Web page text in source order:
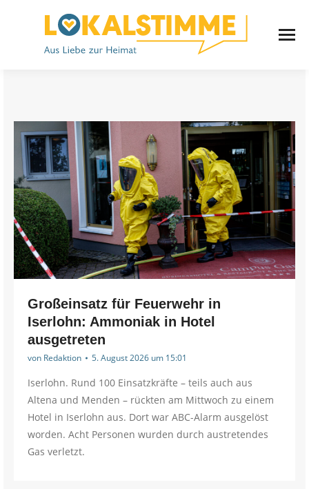
Großeinsatz für Feuerwehr in
Iserlohn: Ammoniak in Hotel
ausgetreten
von Redaktion 5. August 2026 um 15:01
Iserlohn. Rund 100 Einsatzkräfte – teils auch aus
Altena und Menden – rückten am Mittwoch zu einem
Hotel in Iserlohn aus. Dort war ABC-Alarm ausgelöst
worden. Acht Personen wurden durch austretendes
Gas verletzt.